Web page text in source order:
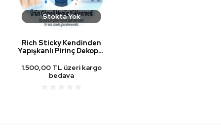
Stokta Yok
Rich Sticky Kendinden
Yapışkanlı Pirinç Dekopaj
1.500,00 TL üzeri kargo
bedava